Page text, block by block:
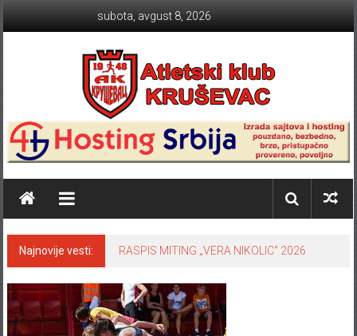
subota, avgust 8, 2026
Atletski klub KRUŠEVAC
Najnovije vesti: RASPIS MITING „VERA NIKOLIC“ 2026